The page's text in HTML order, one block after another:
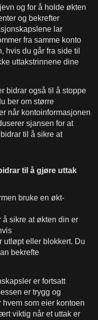
og for å holde økten
og bekrefter
lar
fra samme konto
hvis du går fra side til
uttakstrinnene dine
bidrar også til å stoppe
ber om større
når kontoinformasjonen
sjansen for at
til å sikre at
til å gjøre uttak
bruke en økt-
sikre at økten din er
utløpt eller blokkert. Du
bekrefte
er fortsatt
er trygg og
som eier kontoen
viktig når et uttak er